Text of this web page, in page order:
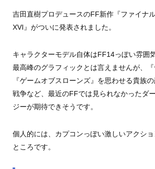
吉田直樹プロデュースのFF新作『ファイナ
XVI』がついに発表されました。
キャラクターモデル自体はFF14っぽい雰囲
最高峰のグラフィックとは言えませんが、
『ゲームオブスローンズ』を思わせる貴族
戦争など、最近のFFでは見られなかったダ
ジーが期待できそうです。
個人的には、カプコンっぽい激しいアクシ
ところです。